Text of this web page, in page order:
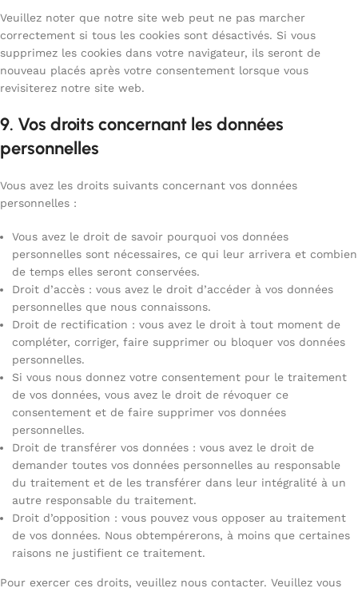
Veuillez noter que notre site web peut ne pas marcher
correctement si tous les cookies sont désactivés. Si vous
supprimez les cookies dans votre navigateur, ils seront de
nouveau placés après votre consentement lorsque vous
revisiterez notre site web.
9. Vos droits concernant les données
personnelles
Vous avez les droits suivants concernant vos données
personnelles :
Vous avez le droit de savoir pourquoi vos données
personnelles sont nécessaires, ce qui leur arrivera et combien
de temps elles seront conservées.
Droit d’accès : vous avez le droit d’accéder à vos données
personnelles que nous connaissons.
Droit de rectification : vous avez le droit à tout moment de
compléter, corriger, faire supprimer ou bloquer vos données
personnelles.
Si vous nous donnez votre consentement pour le traitement
de vos données, vous avez le droit de révoquer ce
consentement et de faire supprimer vos données
personnelles.
Droit de transférer vos données : vous avez le droit de
demander toutes vos données personnelles au responsable
du traitement et de les transférer dans leur intégralité à un
autre responsable du traitement.
Droit d’opposition : vous pouvez vous opposer au traitement
de vos données. Nous obtempérerons, à moins que certaines
raisons ne justifient ce traitement.
Pour exercer ces droits, veuillez nous contacter. Veuillez vous